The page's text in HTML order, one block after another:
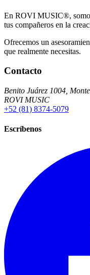
En ROVI MUSIC®,
tus compañeros en la
Ofrecemos un
que realmente necesitas.
Contacto
Benito Juárez 1004,
ROVI MUSIC
+52 (81) 8374-5079
Escríbenos